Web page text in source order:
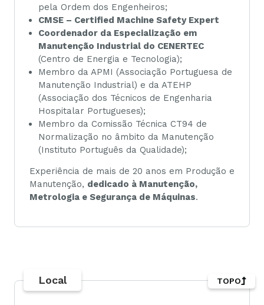
pela Ordem dos Engenheiros;
CMSE – Certified Machine Safety Expert
Coordenador da Especialização em
Manutenção Industrial do CENERTEC
(Centro de Energia e Tecnologia);
Membro da APMI (Associação Portuguesa de
Manutenção Industrial) e da ATEHP
(Associação dos Técnicos de Engenharia
Hospitalar Portugueses);
Membro da Comissão Técnica CT94 de
Normalização no âmbito da Manutenção
(Instituto Português da Qualidade);
Experiência de mais de 20 anos em Produção e
Manutenção, dedicado à Manutenção,
Metrologia e Segurança de Máquinas.
Local TOPO